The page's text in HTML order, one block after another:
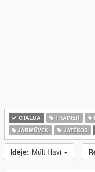
GTALUA TRAINER
JÁRMŰVEK
JÁTÉKOS
Ideje: Múlt Havi